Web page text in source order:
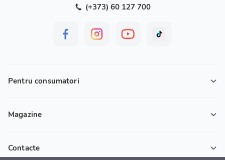
(+373) 60 127 700
Pentru consumatori
Magazine
Contacte